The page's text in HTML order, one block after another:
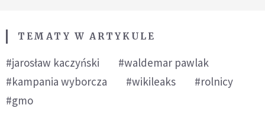
TEMATY W ARTYKULE
#jarosław kaczyński
#waldemar pawlak
#kampania wyborcza
#wikileaks
#rolnicy
#gmo